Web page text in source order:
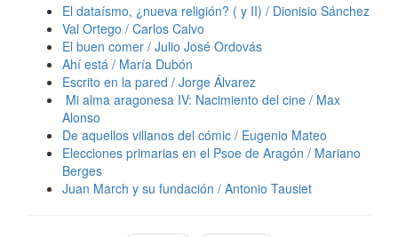
El dataísmo, ¿nueva religión? ( y II) / Dionisio Sánchez
Val Ortego / Carlos Calvo
El buen comer / Julio José Ordovás
Ahí está / María Dubón
Escrito en la pared / Jorge Álvarez
Mi alma aragonesa IV: Nacimiento del cine / Max
Alonso
De aquellos villanos del cómic / Eugenio Mateo
Elecciones primarias en el Psoe de Aragón / Mariano
Berges
Juan March y su fundación / Antonio Tausiet